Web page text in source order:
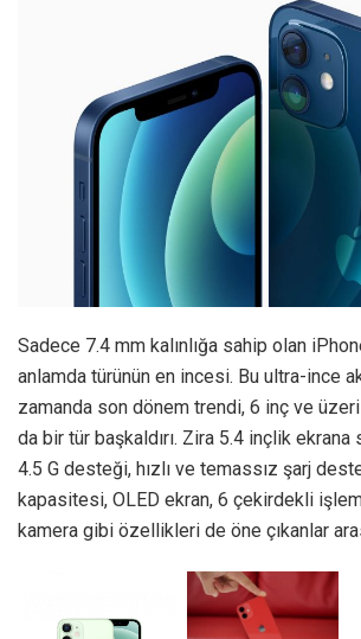
Sadece 7.4 mm kalınlığa sahip olan
anlamda türünün en incesi. Bu ultra-ince
zamanda son dönem trendi, 6 inç ve
da bir tür başkaldırı. Zira 5.4 inçlik ekrana
4.5 G desteği, hızlı ve temassız şarj
kapasitesi, OLED ekran, 6 çekirdekli
kamera gibi özellikleri de öne çıkanlar